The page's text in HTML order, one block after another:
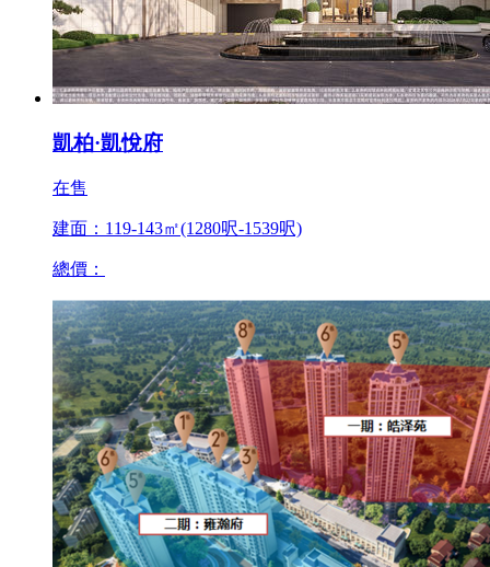
凱柏·凱悅府
在售
建面：119-143㎡(1280呎-1539呎)
總價：